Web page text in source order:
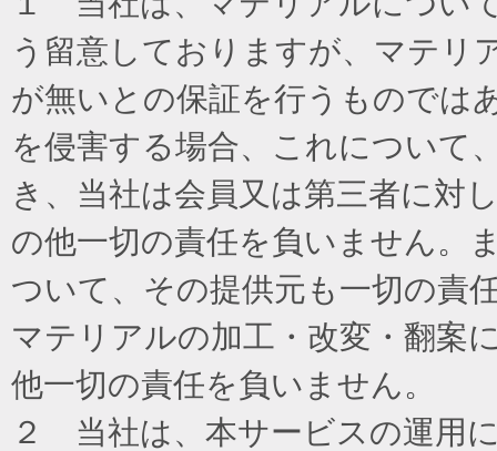
う留意しておりますが、マテリ
が無いとの保証を行うものでは
を侵害する場合、これについて
き、当社は会員又は第三者に対
の他一切の責任を負いません。
ついて、その提供元も一切の責
マテリアルの加工・改変・翻案
他一切の責任を負いません。
２ 当社は、本サービスの運用